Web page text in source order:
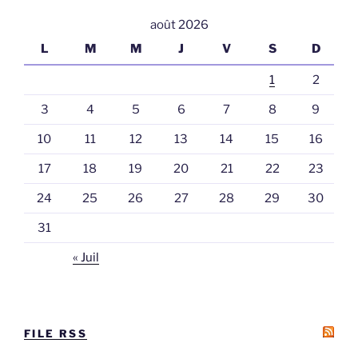
août 2026
L
M M J V S D
1 2
3 4 5 6 7 8 9
10 11 12 13 14 15 16
17 18 19 20 21 22 23
24 25 26 27 28 29 30
31
« Juil
FILE RSS